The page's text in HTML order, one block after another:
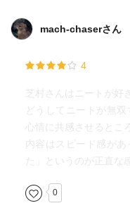
mach-chaserさん
4
芝村さんはニートが好
どうしてニートが無
心情に共感させるとこ
内容はスピード感があ
た」というのが正直な
0